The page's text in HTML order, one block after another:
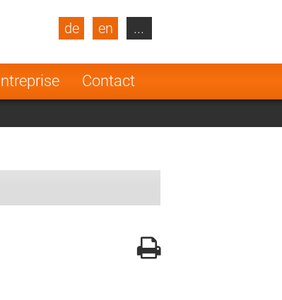
Contact
de en
Turkey
Netherlands
...